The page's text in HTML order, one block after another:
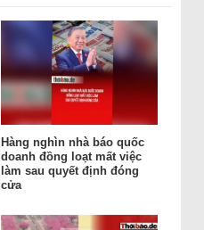
Hàng nghìn nhà báo quốc
doanh đồng loạt mất việc
làm sau quyết định đóng
cửa